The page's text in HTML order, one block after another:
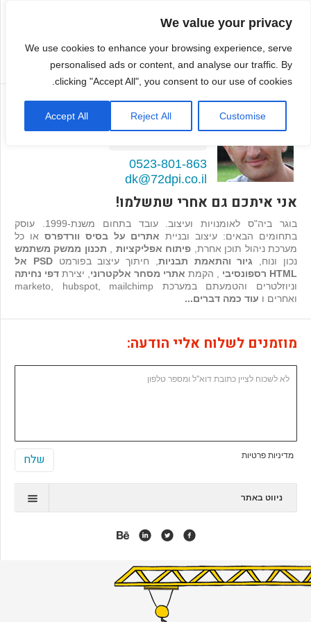
We value your privacy
We use cookies to enhance your browsing experience, serve
personalised ads or content, and analyse our traffic. By
clicking "Accept All", you consent to our use of cookies.
Customise
Reject All
Accept All דמיטרי קגן
בונה אתרים ואפליקציות
0523-801-863
dk@72dpi.co.il
אני איתכם גם אחרי שתשלמו!
בוגר ביה"ס לאומנויות ועיצוב. עובד בתחום משנת-1999. עוסק
בתחומים הבאים: עיצוב ובניית אתרים על בסיס וורדפרס או כל
מערכת ניהול תוכן אחרת, פיתוח אפליקציות
תכנון ממשק משתמש
נכון ונוח, גיור והתאמת תבניות , חיתוך עיצוב בפורמט
PSD אל
HTML רספונסיבי
, הקמת אתרי מסחר אלקטרוני , יצירת דפי נחיתה
וניוזלטרים והטמעתם במערכת marketo, hubspot, mailchimp
ואחרים ו עוד כמה דברים...
מוזמנים לשלוח אליי הודעה:
מדיניות פרטיות
ניווט באתר
אנימציה